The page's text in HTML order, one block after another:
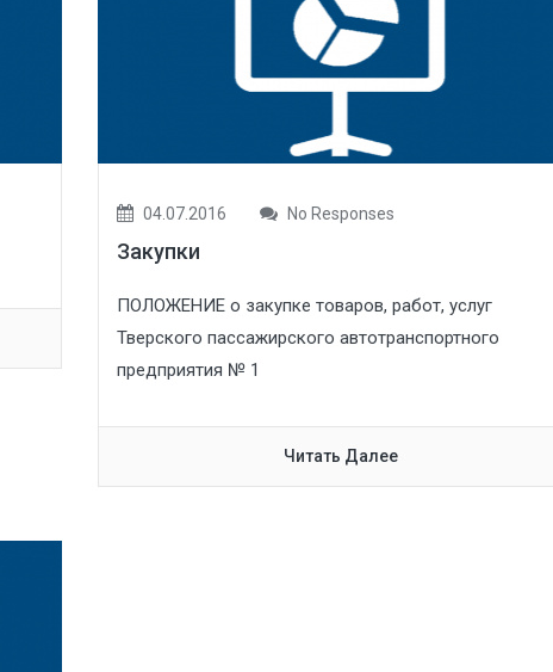
04.07.2016 No Responses
Закупки
ПОЛОЖЕНИЕ о закупке товаров, работ, услуг
Тверского пассажирского автотранспортного
предприятия № 1
Читать Далее